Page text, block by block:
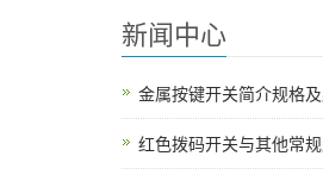
新闻中心
金属按键开关简介规格
红色拨码开关与其他常